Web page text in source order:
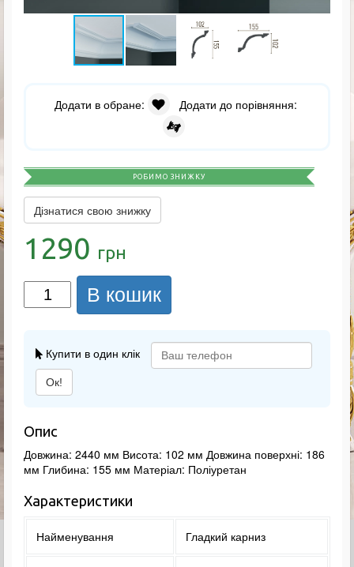
Додати в обране: Додати до порівняння:
РОБИМО ЗНИЖКУ
Дізнатися свою знижку
1290 грн
В кошик
Купити в один клік
Ок!
Опис
Довжина: 2440 мм Висота: 102 мм Довжина поверхні: 186
мм Глибина: 155 мм Матеріал: Поліуретан
Характеристики
Найменування Гладкий карниз